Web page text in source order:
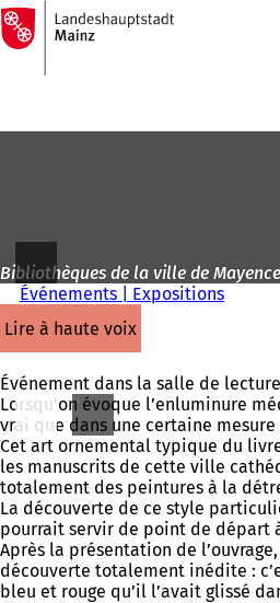
Accéder au contenu
Vers
la
page
d'accueil
Bibliothèques de la ville de Mayence
Événements | Expositions
lire à haute voix
Événement dans la salle de
Lorsqu’on évoque l’enluminure
vrai que dans une certaine
Cet art ornemental typique du
les manuscrits de cette ville
totalement des peintures à la
La découverte de ce style
pourrait servir de point de départ
Après la présentation de
découverte totalement inédite :
bleu et rouge qu’il l’avait glissé